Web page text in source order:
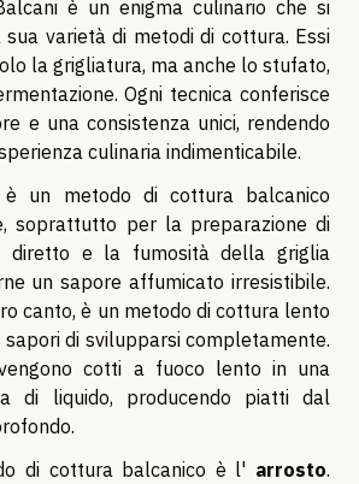
è un enigma culinario che si
varietà di metodi di cottura. Essi
la grigliatura, ma anche lo stufato,
Ogni tecnica conferisce
e una consistenza unici, rendendo
culinaria indimenticabile.
è un metodo di cottura balcanico
soprattutto per la preparazione di
diretto e la fumosità della griglia
un sapore affumicato irresistibile.
canto, è un metodo di cottura lento
sapori di svilupparsi completamente.
cotti a fuoco lento in una
di liquido, producendo piatti dal
di cottura balcanico è l' arrosto.